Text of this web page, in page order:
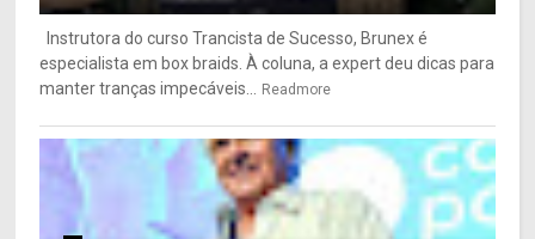
Instrutora do curso Trancista de Sucesso, Brunex é
especialista em box braids. À coluna, a expert deu dicas para
manter tranças impecáveis... Readmore